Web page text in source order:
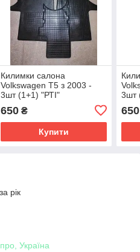
Килимки салона
Volkswagen T5 з 2003 -
3шт (1+1) "РТІ"
650₴
Купити
3шт
650
рік
Україна